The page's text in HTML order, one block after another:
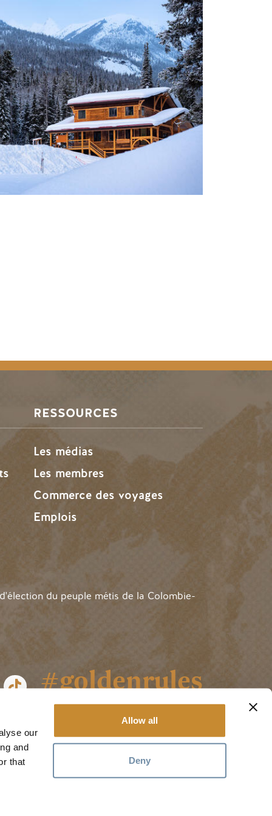
our
and
that
Allow all
Deny
RESSOURCES
Les médias
Les membres
Commerce des voyages
Emplois
du peuple métis de la Colombie-
#goldenrules